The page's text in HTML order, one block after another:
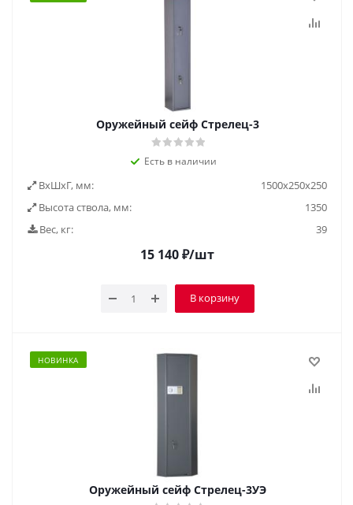
Оружейный сейф Стрелец-3
Есть в наличии
ВxШxГ, мм:
1500x250x250
Высота ствола, мм:
1350
Вес, кг:
39
15 140₽/шт
В корзину
НОВИНКА
Оружейный сейф Стрелец-3УЭ